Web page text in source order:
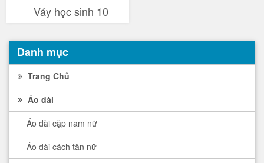
Váy học sinh 10
Danh mục
Trang Chủ
Áo dài
Áo dài cặp nam nữ
Áo dài cách tân nữ